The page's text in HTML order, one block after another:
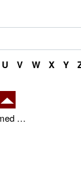
U V W X Y
Skab en frodig udendørs oase med smukke plantekrukker og elegante espalier